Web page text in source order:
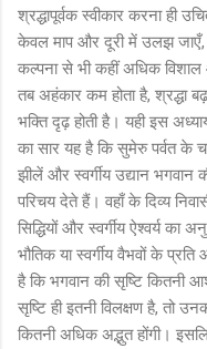
श्रद्धापूर्वक स्वीकार करना ही
केवल माप और दूरी में उलझ जाएँ,
कल्पना से भी कहीं अधिक
तब अहंकार कम होता है, श्रद्धा
भक्ति दृढ़ होती है। यही इस
का सार यह है कि सुमेरु पर्वत के
झीलें और स्वर्गीय उद्यान भगवान
परिचय देते हैं। वहाँ के दिव्य
सिद्धियों और स्वर्गीय ऐश्वर्य
भौतिक या स्वर्गीय वैभवों के
है कि भगवान की सृष्टि कितनी
सृष्टि ही इतनी विलक्षण है, तो
कितनी अधिक अद्भुत होंगी।